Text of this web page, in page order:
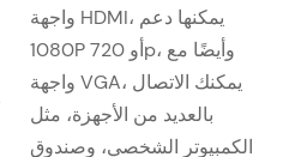
واجهة HDMI، يمكنها دعم
1080P أو 720p، وأيضًا مع
واجهة VGA، يمكنك الاتصال
بالعديد من الأجهزة، مثل
الكمبيوتر الشخصي، وصندوق